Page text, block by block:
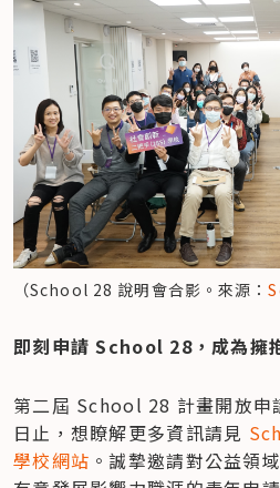
（School 28 說明會合影。來源：
即刻申請 School 28，成為擁
第二屆 School 28 計畫開放
日止，想瞭解更多資訊請見
學校網站 。誠摯邀請對公益領